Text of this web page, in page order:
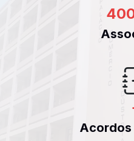
Acordos